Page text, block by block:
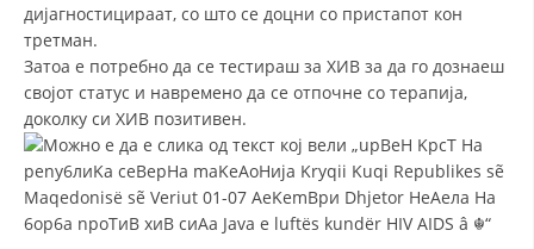
ЗДРАВСТВЕНО ПРЕВЕНТИВНА ДЕЈНОСТ
ПРВА ПОМОШ
ИНФОРМАЦИИ ЗА БОЛЕСТИ
МЕНАЏМЕНТ НА ВОЛОНТЕРИ
дијагностицираат, со што се доцни со пристапот кон
третман.
Затоа е потребно да се тестираш за ХИВ за да го дознаеш
својот статус и навремено да се отпочне со терапија,
доколку си ХИВ позитивен.